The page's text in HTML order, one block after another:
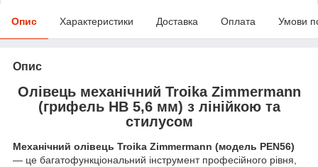
Опис Характеристики Доставка Оплата Умови
Опис
Олівець механічний Troika Zimmermann
(грифель HB 5,6 мм) з лінійкою та
стилусом
Механічний олівець Troika Zimmermann (модель PEN56)
— це багатофункціональний інструмент професійного рівня,